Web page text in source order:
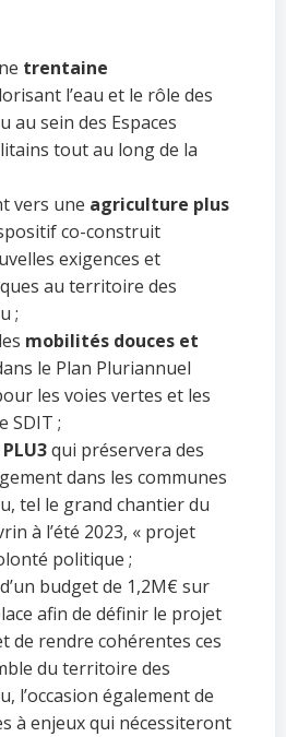
trentaine
l’eau et le rôle des
au sein des Espaces
tout au long de la
vers une agriculture plus
co-construit
exigences et
au territoire des
;
mobilités douces et
le Plan Pluriannuel
les voies vertes et les
SDIT ;
PLU3qui préservera des
dans les communes
tel le grand chantier du
à l’été 2023, « projet
politique ;
budget de 1,2M€ sur
afin de définir le projet
de rendre cohérentes ces
du territoire des
l’occasion également de
à enjeux qui nécessiteront